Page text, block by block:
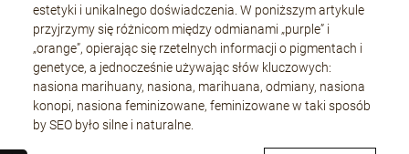
estetyki i unikalnego doświadczenia. W poniższym artykule
przyjrzymy się różnicom między odmianami „purple” i
„orange”, opierając się rzetelnych informacji o pigmentach i
genetyce, a jednocześnie używając słów kluczowych:
nasiona marihuany, nasiona, marihuana, odmiany, nasiona
konopi, nasiona feminizowane, feminizowane w taki sposób
by SEO było silne i naturalne.